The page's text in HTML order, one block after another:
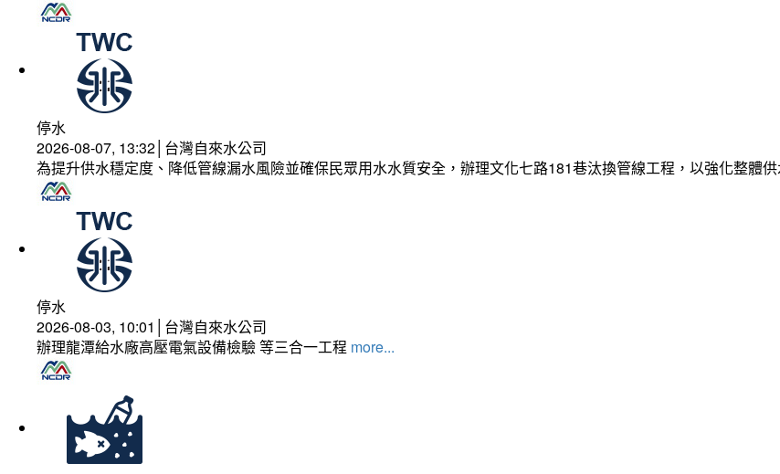
停水
2026-08-07, 13:32│台灣自來水公司
為提升供水穩定度、降低管線漏水風險並確保民眾用水水質安全，辦理文化七路181巷汰換管線工程，以強化整體
停水
2026-08-03, 10:01│台灣自來水公司
辦理龍潭給水廠高壓電氣設備檢驗 等三合一工程 more...